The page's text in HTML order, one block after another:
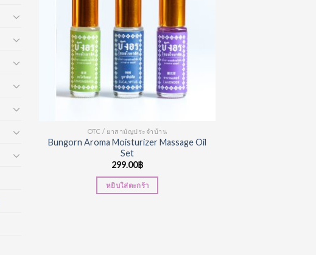
OTC / ยาสามัญประจำบ้าน
Bungorn Aroma Moisturizer Massage Oil
Set
299.00฿
หยิบใส่ตะกร้า